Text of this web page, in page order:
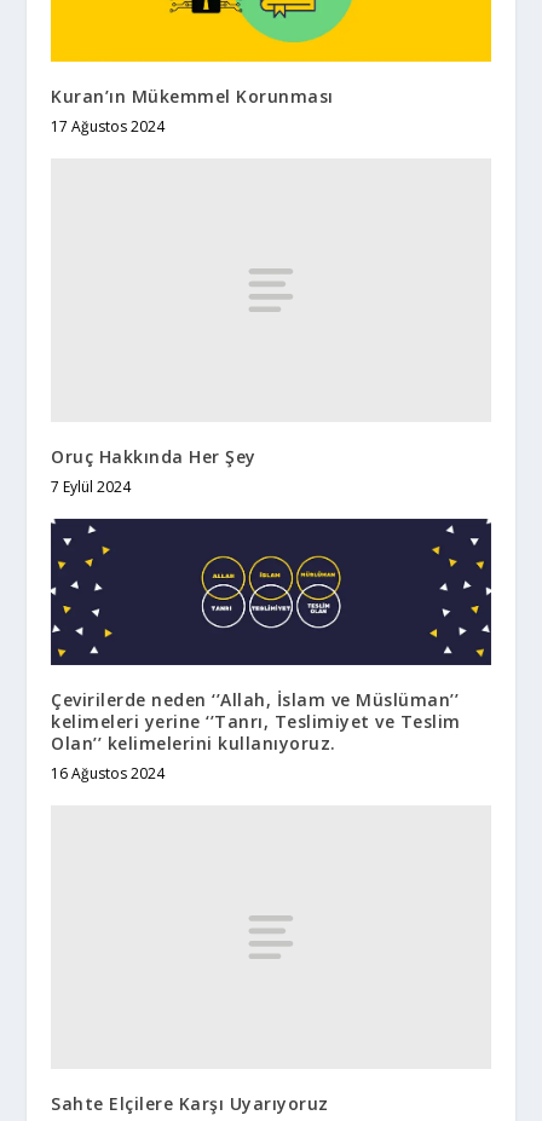
Kuran’ın Mükemmel Korunması
17 Ağustos 2024
Oruç Hakkında Her Şey
7 Eylül 2024
Çevirilerde neden ‘’Allah, İslam ve Müslüman’’
kelimeleri yerine ‘’Tanrı, Teslimiyet ve Teslim
Olan’’ kelimelerini kullanıyoruz.
16 Ağustos 2024
Sahte Elçilere Karşı Uyarıyoruz